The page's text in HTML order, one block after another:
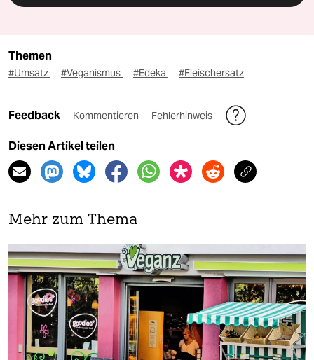
Themen
#Umsatz #Veganismus #Edeka #Fleischersatz
Feedback Kommentieren Fehlerhinweis
Diesen Artikel teilen
Mehr zum Thema